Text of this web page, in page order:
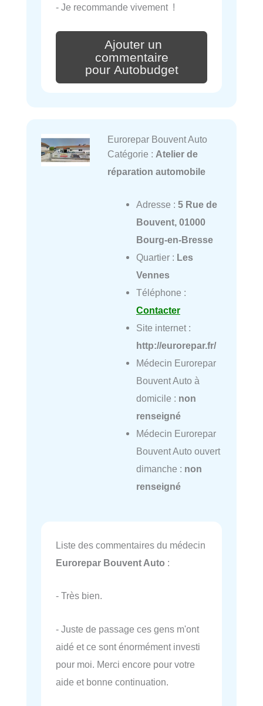
- Je recommande vivement !
Ajouter un
commentaire
pour Autobudget
Eurorepar Bouvent Auto
Catégorie : Atelier de
réparation automobile
Adresse : 5 Rue de
Bouvent, 01000
Bourg-en-Bresse
Quartier : Les
Vennes
Téléphone :
Contacter
Site internet :
http://eurorepar.fr/
Médecin Eurorepar
Bouvent Auto à
domicile : non
renseigné
Médecin Eurorepar
Bouvent Auto ouvert
dimanche : non
renseigné
Liste des commentaires du médecin
Eurorepar Bouvent Auto :
- Très bien.
- Juste de passage ces gens m'ont
aidé et ce sont énormément investi
pour moi. Merci encore pour votre
aide et bonne continuation.